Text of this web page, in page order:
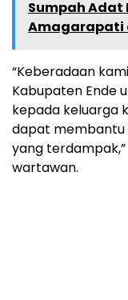
Sumpah Adat
Amagarapati
“Keberadaan
Kabupaten Ende
kepada keluarga
dapat membantu
yang
wartawan.